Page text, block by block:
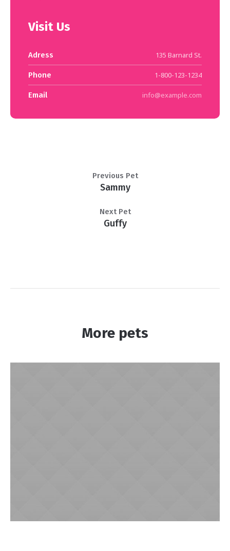
Visit Us
Adress 135 Barnard St.
Phone 1-800-123-1234
Email info@example.com
Sammy
Previous Pet
Guffy
Next Pet
More pets